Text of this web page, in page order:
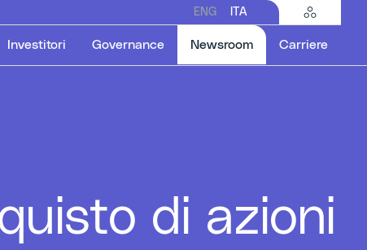
ENG ITA
Investitori Governance NewsroomSelected item
Carriere
di azioni